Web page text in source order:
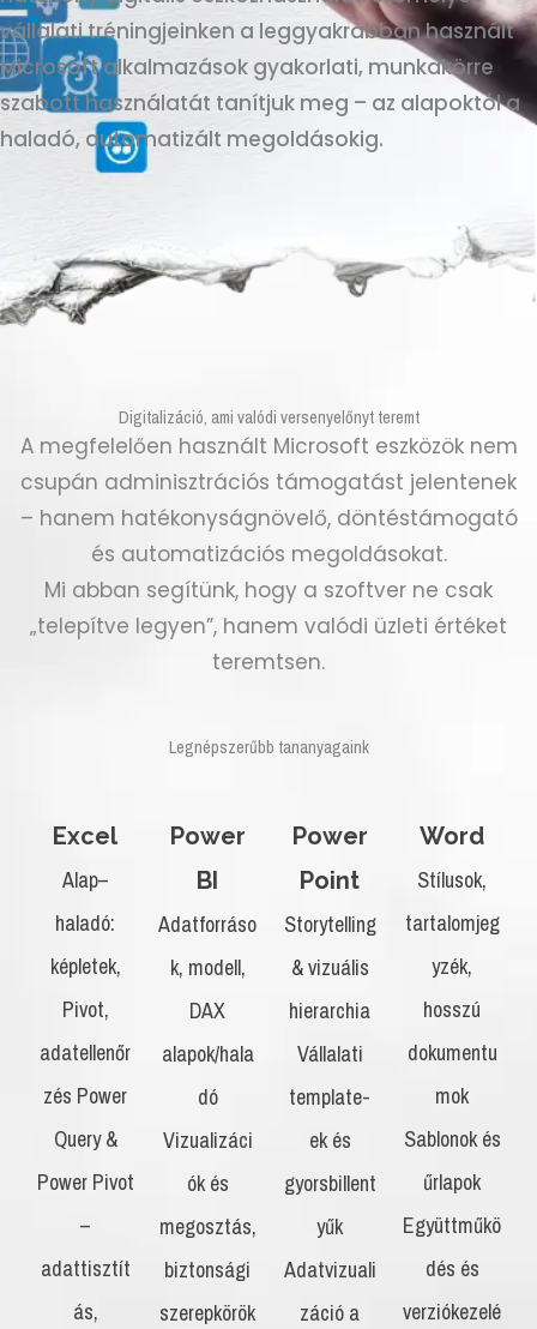
vállalati tréningjeinken a leggyakrabban használt
Microsoft alkalmazások gyakorlati, munkakörre
szabott használatát tanítjuk meg – az alapoktól a
haladó, automatizált megoldásokig.
Digitalizáció, ami valódi versenyelőnyt teremt
A megfelelően használt Microsoft eszközök nem
csupán adminisztrációs támogatást jelentenek
– hanem hatékonyságnövelő, döntéstámogató
és automatizációs megoldásokat.
Mi abban segítünk, hogy a szoftver ne csak
„telepítve legyen”, hanem valódi üzleti értéket
teremtsen.
Legnépszerűbb tananyagaink
Excel
Alap–
haladó:
képletek,
Pivot,
adatellenőr
zés Power
Query &
Power Pivot
–
adattisztít
ás,
Power
BI
Adatforráso
k, modell,
DAX
alapok/hala
dó
Vizualizáci
ók és
megosztás,
biztonsági
szerepkörök
Power
Point
Storytelling
& vizuális
hierarchia
Vállalati
template-
ek és
gyorsbillent
yűk
Adatvizuali
záció a
Word
Stílusok,
tartalomjeg
yzék,
hosszú
dokumentu
mok
Sablonok és
űrlapok
Együttműkö
dés és
verziókezelé